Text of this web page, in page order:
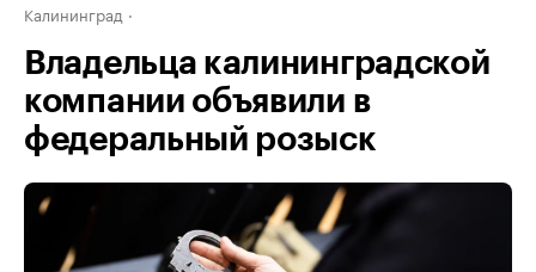
Калининград
Владельца калининградской
компании объявили в
федеральный розыск